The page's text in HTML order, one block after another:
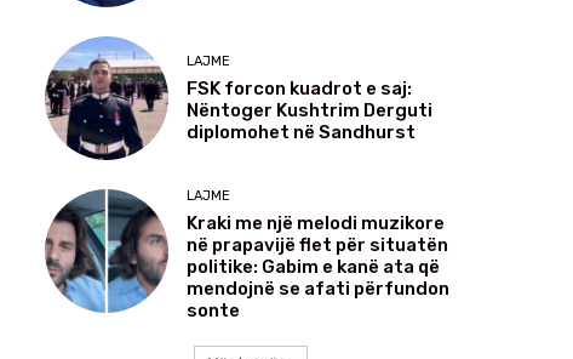
LAJME
FSK forcon kuadrot e saj:
Nëntoger Kushtrim Derguti
diplomohet në Sandhurst
LAJME
Kraki me një melodi muzikore
në prapavijë flet për situatën
politike: Gabim e kanë ata që
mendojnë se afati përfundon
sonte